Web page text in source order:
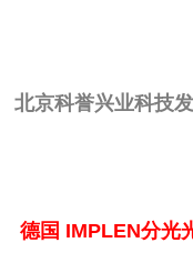
北京科誉兴业科
德国 IMPLEN分光